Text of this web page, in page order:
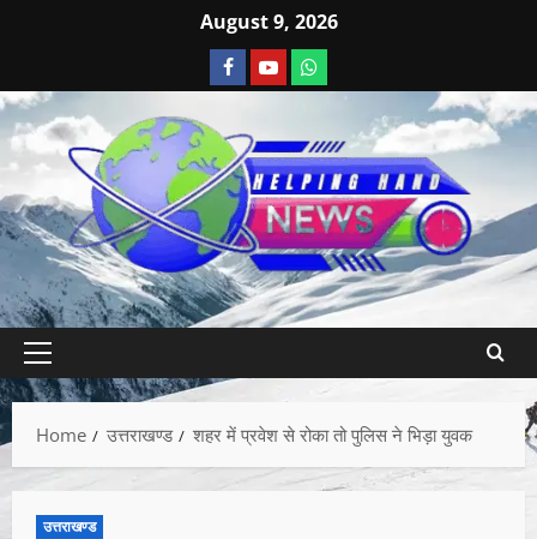
August 9, 2026
Home उत्तराखण्ड शहर में प्रवेश से रोका तो पुलिस ने भिड़ा युवक
उत्तराखण्ड